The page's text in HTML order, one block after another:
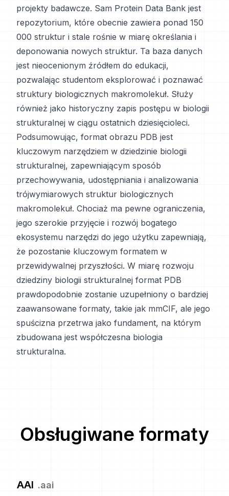
projekty badawcze. Sam Protein Data Bank jest
repozytorium, które obecnie zawiera ponad 150
000 struktur i stale rośnie w miarę określania i
deponowania nowych struktur. Ta baza danych
jest nieocenionym źródłem do edukacji,
pozwalając studentom eksplorować i poznawać
struktury biologicznych makromolekuł. Służy
również jako historyczny zapis postępu w biologii
strukturalnej w ciągu ostatnich dziesięcioleci.
Podsumowując, format obrazu PDB jest
kluczowym narzędziem w dziedzinie biologii
strukturalnej, zapewniającym sposób
przechowywania, udostępniania i analizowania
trójwymiarowych struktur biologicznych
makromolekuł. Chociaż ma pewne ograniczenia,
jego szerokie przyjęcie i rozwój bogatego
ekosystemu narzędzi do jego użytku zapewniają,
że pozostanie kluczowym formatem w
przewidywalnej przyszłości. W miarę rozwoju
dziedziny biologii strukturalnej format PDB
prawdopodobnie zostanie uzupełniony o bardziej
zaawansowane formaty, takie jak mmCIF, ale jego
spuścizna przetrwa jako fundament, na którym
zbudowana jest współczesna biologia
strukturalna.
Obsługiwane formaty
AAI .aai